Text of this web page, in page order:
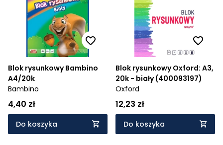
Blok rysunkowy Bambino
A4/20k
Bambino
4,40 zł
Do koszyka
Blok rysunkowy Oxford: A3,
20k - biały (400093197)
Oxford
12,23 zł
Do koszyka